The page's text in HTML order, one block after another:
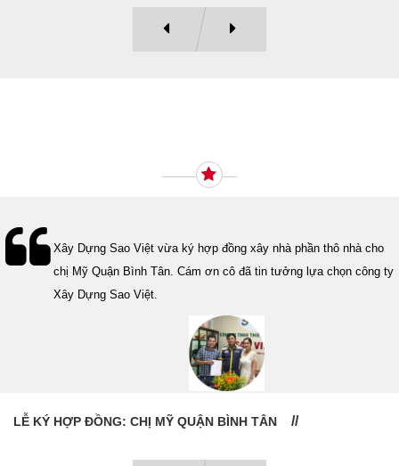
Lễ bàn giao nhà cho gia đình Cô Vân quận 11. Cám ơn anh Tính
đã tin tưởng, lựa chọn công ty Xây Dựng Sao Việt.
LỄ BÀN GIAO NHÀ: CÔ VÂN QUẬN 11